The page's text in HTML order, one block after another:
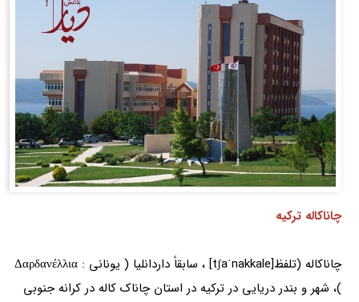
چاناکاله ترکیه
چاناکاله (تلفظ[tʃaˈnakkale] ، سابقاً داردانلیا ( یونانی : Δαρδανέλλια
)، شهر و بندر دریایی در ترکیه در استان چاناک کاله در کرانه جنوبی